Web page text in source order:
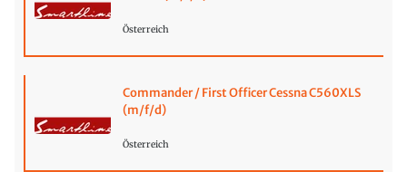
Österreich
Commander / First Officer Cessna C560XLS
(m/f/d)
Österreich